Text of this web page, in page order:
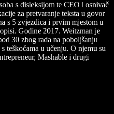
s disleksijom te CEO i osnivač
za pretvaranje teksta u govor
s 5 zvjezdica i prvim mjestom u
Godine 2017. Weitzman je
30 zbog rada na poboljšanju
teškoćama u učenju. O njemu su
Mashable i drugi